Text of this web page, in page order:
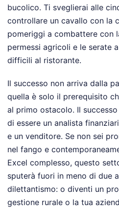
bucolico. Ti sveglierai alle
controllare un cavallo con la
pomeriggi a combattere con
permessi agricoli e le serate
difficili al ristorante.
Il successo non arriva dalla
quella è solo il prerequisito
al primo ostacolo. Il
di essere un analista
e un venditore. Se non sei
nel fango e
Excel complesso, questo
sputerà fuori in meno di due
dilettantismo: o diventi un
gestione rurale o la tua